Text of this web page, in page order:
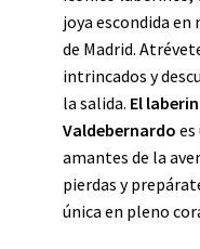
joya escondida en
de Madrid.
intrincados y
la salida. El
Valdebernardo
amantes de la
pierdas y
única en pleno